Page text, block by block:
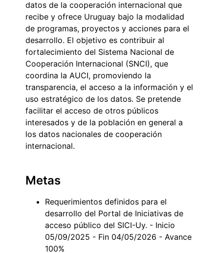
datos de la cooperación internacional que
recibe y ofrece Uruguay bajo la modalidad
de programas, proyectos y acciones para el
desarrollo. El objetivo es contribuir al
fortalecimiento del Sistema Nacional de
Cooperación Internacional (SNCI), que
coordina la AUCI, promoviendo la
transparencia, el acceso a la información y el
uso estratégico de los datos. Se pretende
facilitar el acceso de otros públicos
interesados y de la población en general a
los datos nacionales de cooperación
internacional.
Metas
Requerimientos definidos para el
desarrollo del Portal de Iniciativas de
acceso público del SICI-Uy. - Inicio
05/09/2025 - Fin 04/05/2026 - Avance
100%